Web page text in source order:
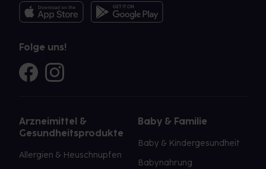
Folge uns!
Arzneimittel &
Gesundheitsprodukte
Allergien & Heuschnupfen
Baby & Familie
Baby & Kindergesundheit
Babynahrung